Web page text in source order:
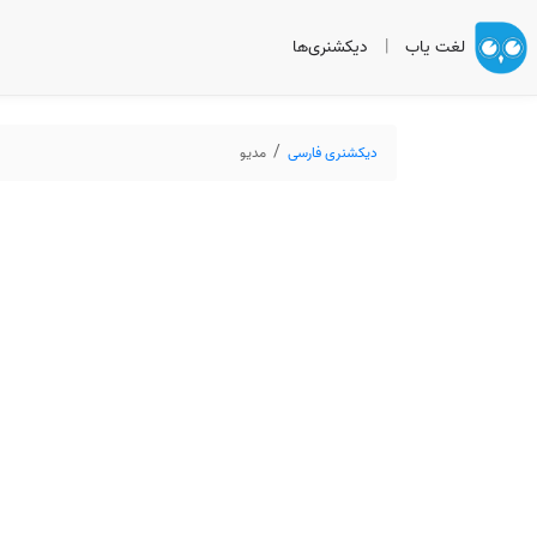
لغت یاب | دیکشنری‌ها
دیکشنری فارسی مدیو